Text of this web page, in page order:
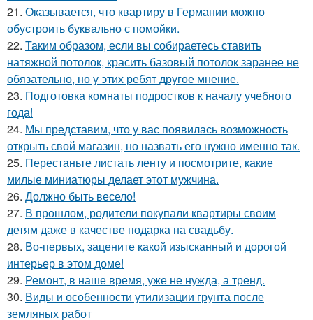
21. Оказывается, что квартиру в Германии можно
обустроить буквально с помойки.
22. Таким образом, если вы собираетесь ставить
натяжной потолок, красить базовый потолок заранее не
обязательно, но у этих ребят другое мнение.
23. Подготовка комнаты подростков к началу учебного
года!
24. Мы представим, что у вас появилась возможность
открыть свой магазин, но назвать его нужно именно так.
25. Перестаньте листать ленту и посмотрите, какие
милые миниатюры делает этот мужчина.
26. Должно быть весело!
27. В прошлом, родители покупали квартиры своим
детям даже в качестве подарка на свадьбу.
28. Во-первых, зацените какой изысканный и дорогой
интерьер в этом доме!
29. Ремонт, в наше время, уже не нужда, а тренд.
30. Виды и особенности утилизации грунта после
земляных работ